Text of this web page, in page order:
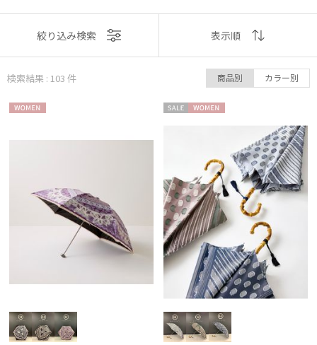
表示
おすすめ
売上点数順
絞り込み検索 表示順
検索結果 : 103 件 商品別 カラー別